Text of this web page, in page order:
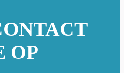
OP